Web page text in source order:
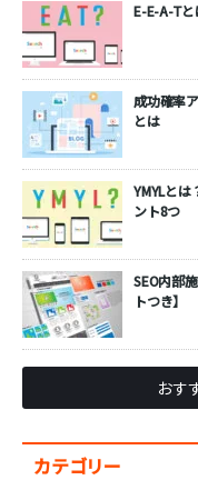
E-E-A-Tと
成功確率
とは
YMYLとは
ント8つ
SEO内部
トつき】
おす
カテゴリー